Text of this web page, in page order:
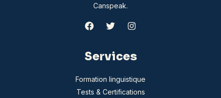
Canspeak.
Services
Formation linguistique
Tests & Certifications